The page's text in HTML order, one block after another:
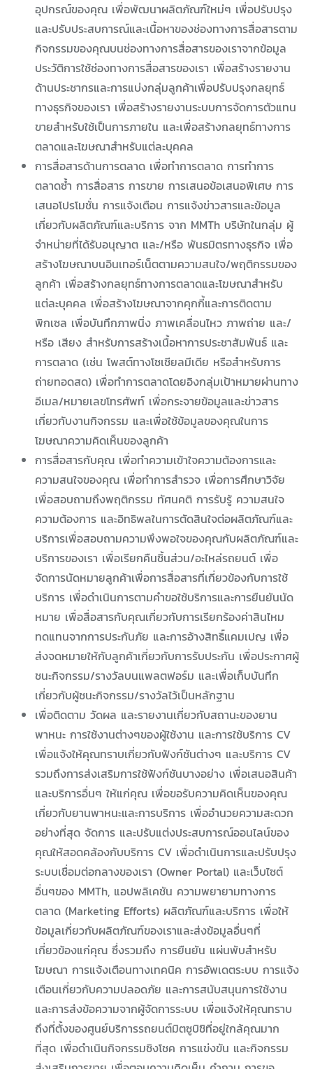
อุปกรณ์ของคุณ เพื่อพัฒนาผลิตภัณฑ์ใหม่ๆ เพื่อปรับปรุง
และปรับประสบการณ์และเนื้อหาของช่องทางการสื่อสารตาม
กิจกรรมของคุณบนช่องทางการสื่อสารของเราจากข้อมูล
ประวัติการใช้ช่องทางการสื่อสารของเรา เพื่อสร้างรายงาน
ด้านประชากรและการแบ่งกลุ่มลูกค้าเพื่อปรับปรุงกลยุทธ์
ทางธุรกิจของเรา เพื่อสร้างรายงานระบบการจัดการตัวแทน
ขายสำหรับใช้เป็นการภายใน และเพื่อสร้างกลยุทธ์ทางการ
ตลาดและโฆษณาสำหรับแต่ละบุคคล
การสื่อสารด้านการตลาด เพื่อทำการตลาด การทำการ
ตลาดซ้ำ การสื่อสาร การขาย การเสนอข้อเสนอพิเศษ การ
เสนอโปรโมชั่น การแจ้งเตือน การแจ้งข่าวสารและข้อมูล
เกี่ยวกับผลิตภัณฑ์และบริการ จาก MMTh บริษัทในกลุ่ม ผู้
จำหน่ายที่ได้รับอนุญาต และ/หรือ พันธมิตรทางธุรกิจ เพื่อ
สร้างโฆษณาบนอินเทอร์เน็ตตามความสนใจ/พฤติกรรมของ
ลูกค้า เพื่อสร้างกลยุทธ์ทางการตลาดและโฆษณาสำหรับ
แต่ละบุคคล เพื่อสร้างโฆษณาจากคุกกี้และการติดตาม
พิกเซล เพื่อบันทึกภาพนิ่ง ภาพเคลื่อนไหว ภาพถ่าย และ/
หรือ เสียง สำหรับการสร้างเนื้อหาการประชาสัมพันธ์ และ
การตลาด (เช่น โพสต์ทางโซเชียลมีเดีย หรือสำหรับการ
ถ่ายทอดสด) เพื่อทำการตลาดโดยอิงกลุ่มเป้าหมายผ่านทาง
อีเมล/หมายเลขโทรศัพท์ เพื่อกระจายข้อมูลและข่าวสาร
เกี่ยวกับงานกิจกรรม และเพื่อใช้ข้อมูลของคุณในการ
โฆษณาความคิดเห็นของลูกค้า
การสื่อสารกับคุณ เพื่อทำความเข้าใจความต้องการและ
ความสนใจของคุณ เพื่อทำการสำรวจ เพื่อการศึกษาวิจัย
เพื่อสอบถามถึงพฤติกรรม ทัศนคติ การรับรู้ ความสนใจ
ความต้องการ และอิทธิพลในการตัดสินใจต่อผลิตภัณฑ์และ
บริการเพื่อสอบถามความพึงพอใจของคุณกับผลิตภัณฑ์และ
บริการของเรา เพื่อเรียกคืนชิ้นส่วน/อะไหล่รถยนต์ เพื่อ
จัดการนัดหมายลูกค้าเพื่อการสื่อสารที่เกี่ยวข้องกับการใช้
บริการ เพื่อดำเนินการตามคำขอใช้บริการและการยืนยันนัด
หมาย เพื่อสื่อสารกับคุณเกี่ยวกับการเรียกร้องค่าสินไหม
ทดแทนจากการประกันภัย และการอ้างสิทธิ์แคมเปญ เพื่อ
ส่งจดหมายให้กับลูกค้าเกี่ยวกับการรับประกัน เพื่อประกาศผู้
ชนะกิจกรรม/รางวัลบนแพลตฟอร์ม และเพื่อเก็บบันทึก
เกี่ยวกับผู้ชนะกิจกรรม/รางวัลไว้เป็นหลักฐาน
เพื่อติดตาม วัดผล และรายงานเกี่ยวกับสถานะของยาน
พาหนะ การใช้งานต่างๆของผู้ใช้งาน และการใช้บริการ CV
เพื่อแจ้งให้คุณทราบเกี่ยวกับฟังก์ชันต่างๆ และบริการ CV
รวมถึงการส่งเสริมการใช้ฟังก์ชันบางอย่าง เพื่อเสนอสินค้า
และบริการอื่นๆ ให้แก่คุณ เพื่อขอรับความคิดเห็นของคุณ
เกี่ยวกับยานพาหนะและการบริการ เพื่ออำนวยความสะดวก
อย่างที่สุด จัดการ และปรับแต่งประสบการณ์ออนไลน์ของ
คุณให้สอดคล้องกับบริการ CV เพื่อดำเนินการและปรับปรุง
ระบบเชื่อมต่อกลางของเรา (Owner Portal) และเว็บไซต์
อื่นๆของ MMTh, แอปพลิเคชัน ความพยายามทางการ
ตลาด (Marketing Efforts) ผลิตภัณฑ์และบริการ เพื่อให้
ข้อมูลเกี่ยวกับผลิตภัณฑ์ของเราและส่งข้อมูลอื่นๆที่
เกี่ยวข้องแก่คุณ ซึ่งรวมถึง การยืนยัน แผ่นพับสำหรับ
โฆษณา การแจ้งเตือนทางเทคนิค การอัพเดตระบบ การแจ้ง
เตือนเกี่ยวกับความปลอดภัย และการสนับสนุนการใช้งาน
และการส่งข้อความจากผู้จัดการระบบ เพื่อแจ้งให้คุณทราบ
ถึงที่ตั้งของศูนย์บริการรถยนต์มิตซูบิชิที่อยู่ใกล้คุณมาก
ที่สุด เพื่อดำเนินกิจกรรมชิงโชค การแข่งขัน และกิจกรรม